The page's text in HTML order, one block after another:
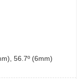
56.7º (6mm)